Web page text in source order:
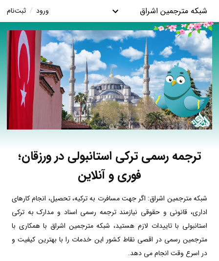
شبکه مترجمین اشراق ورود / ثبت‌نام
ترجمه رسمی ترکی استانبولی در ورزقان؛
فوری و آنلاین
شبکه مترجمین اشراق: اگر جهت مسافرت به ترکیه، تحصیل، انجام کارهای
اداری، قانونی و حقوقی نیازمند ترجمه رسمی اسناد و مدارک به ترکی
استانبولی با تاییدات لازم هستید، شبکه مترجمین اشراق با همکاری با
مترجمین رسمی در اقصی نقاط کشور این خدمات را با بهترین کیفیت و
در اسرع وقت انجام می دهد.